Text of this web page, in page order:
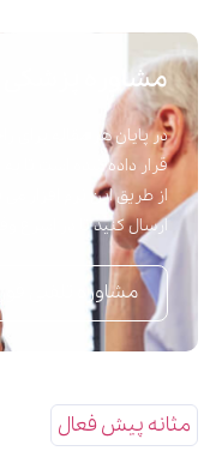
مشاوره پزشکی
در پایان هر مقاله برای
قرار داده شده است تا به
از طریق این نرم افزار
ارسال کنید تا در اسرع
مشاوره تلفنی
مثانه پیش فعال